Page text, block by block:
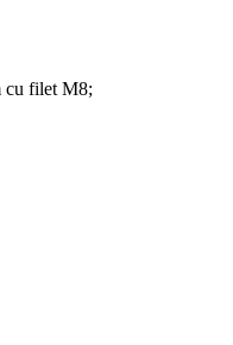
cu filet M8;